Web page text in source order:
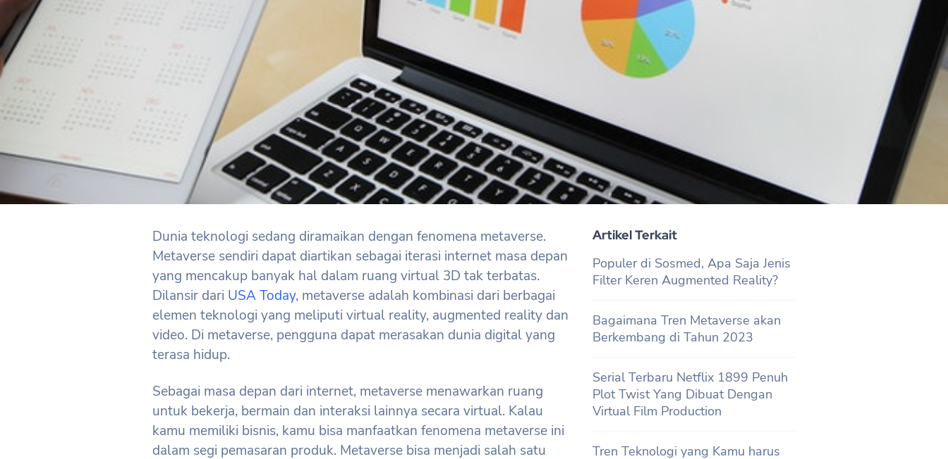
Dunia teknologi sedang diramaikan dengan fenomena metaverse.
Metaverse sendiri dapat diartikan sebagai iterasi internet masa depan
yang mencakup banyak hal dalam ruang virtual 3D tak terbatas.
Dilansir dari USA Today, metaverse adalah kombinasi dari berbagai
elemen teknologi yang meliputi virtual reality, augmented reality dan
video. Di metaverse, pengguna dapat merasakan dunia digital yang
terasa hidup.
Sebagai masa depan dari internet, metaverse menawarkan ruang
untuk bekerja, bermain dan interaksi lainnya secara virtual. Kalau
kamu memiliki bisnis, kamu bisa manfaatkan fenomena metaverse ini
dalam segi pemasaran produk. Metaverse bisa menjadi salah satu
Artikel Terkait
Populer di Sosmed, Apa Saja Jenis
Filter Keren Augmented Reality?
Bagaimana Tren Metaverse akan
Berkembang di Tahun 2023
Serial Terbaru Netflix 1899 Penuh
Plot Twist Yang Dibuat Dengan
Virtual Film Production
Tren Teknologi yang Kamu harus